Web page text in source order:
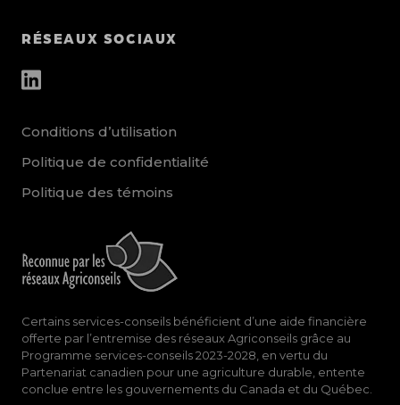
RÉSEAUX SOCIAUX
other_social_urls
Conditions d’utilisation
Politique de confidentialité
Politique des témoins
Certains services-conseils bénéficient d’une aide financière
offerte par l’entremise des réseaux Agriconseils grâce au
Programme services-conseils 2023-2028, en vertu du
Partenariat canadien pour une agriculture durable, entente
conclue entre les gouvernements du Canada et du Québec.